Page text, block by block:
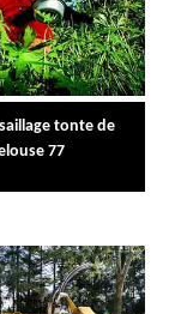
tonte de
77